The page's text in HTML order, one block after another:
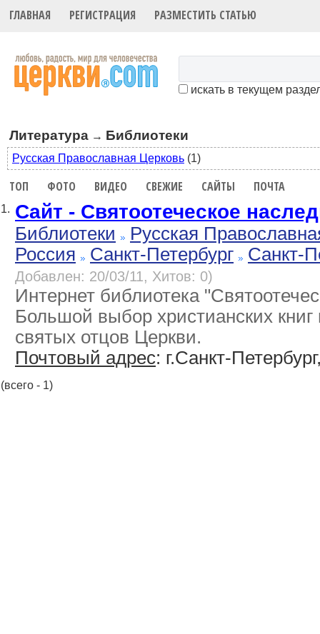
ГЛАВНАЯ РЕГИСТРАЦИЯ РАЗМЕСТИТЬ СТАТЬЮ
искать в текущем
Литература → Библиотеки
Русская Православная Церковь (1)
ТОП ФОТО ВИДЕО СВЕЖИЕ САЙТЫ ПОЧТА
1. Сайт - Святоотеческое
Библиотеки
Русская
Россия
Санкт-Петербург Санкт-
Добавлен: 20/03/11, Хитов: 0)
Интернет библиотека
Большой выбор христианских книг
святых отцов Церкви.
Почтовый адрес: г.Санкт-
(всего - 1)